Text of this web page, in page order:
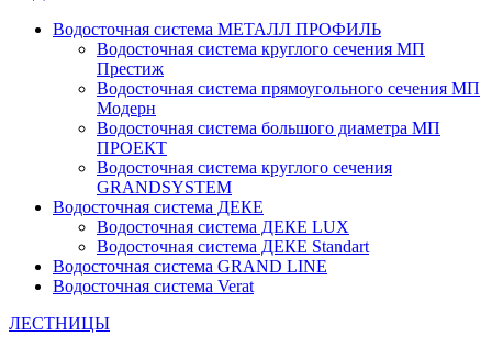
Водосточная система МЕТАЛЛ ПРОФИЛЬ
Водосточная система круглого сечения МП
Престиж
Водосточная система прямоугольного сечения МП
Модерн
Водосточная система большого диаметра МП
ПРОЕКТ
Водосточная система круглого сечения
GRANDSYSTEM
Водосточная система ДЕКЕ
Водосточная система ДЕКЕ LUX
Водосточная система ДЕКЕ Standart
Водосточная система GRAND LINE
Водосточная система Verat
ЛЕСТНИЦЫ